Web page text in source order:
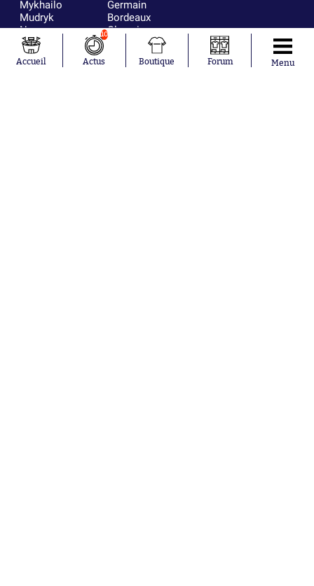
Mykhailo
Mudryk
Neymar
Khalis Merah
Loïs Openda
Moussa
Germain
Bordeaux
Olympique
lyonnais
Real Madrid
Accueil
10
Actus Boutique Forum Menu